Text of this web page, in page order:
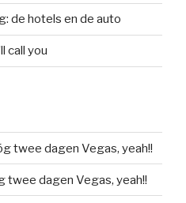
de hotels en de auto
call you
twee dagen Vegas, yeah!!
twee dagen Vegas, yeah!!